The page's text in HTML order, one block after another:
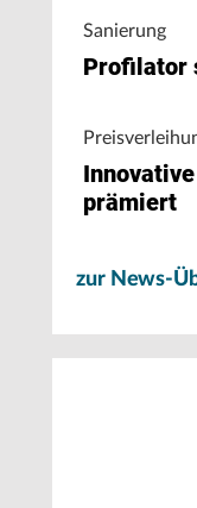
Sanierung
Profilator
prämiert
zur News-